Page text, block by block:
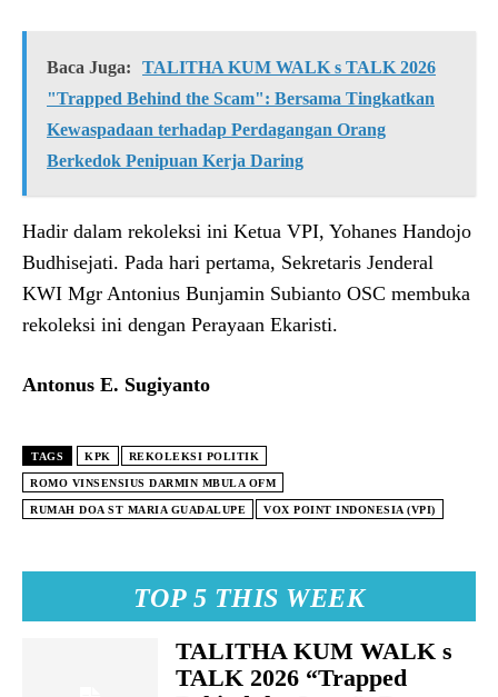
TOP 5 THIS WEEK
TALITHA KUM WALK s
TALK 2026 “Trapped
Baca Juga:
TALITHA KUM WALK s TALK 2026
"Trapped Behind the Scam": Bersama Tingkatkan
Kewaspadaan terhadap Perdagangan Orang
Berkedok Penipuan Kerja Daring
Hadir dalam rekoleksi ini Ketua VPI, Yohanes Handojo
Budhisejati. Pada hari pertama, Sekretaris Jenderal
KWI Mgr Antonius Bunjamin Subianto OSC membuka
rekoleksi ini dengan Perayaan Ekaristi.
Antonus E. Sugiyanto
TAGS KPK REKOLEKSI POLITIK
ROMO VINSENSIUS DARMIN MBULA OFM
RUMAH DOA ST MARIA GUADALUPE VOX POINT INDONESIA (VPI)